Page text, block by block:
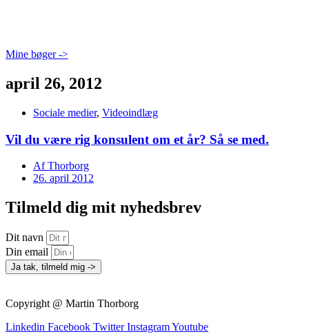
Mine bøger ->
april 26, 2012
Sociale medier, Videoindlæg
Vil du være rig konsulent om et år? Så se med.
AfThorborg
26. april 2012
Tilmeld dig mit nyhedsbrev
Dit navn
Din email
Ja tak, tilmeld mig ->
Copyright @ Martin Thorborg
Linkedin Facebook Twitter InstagramYoutube